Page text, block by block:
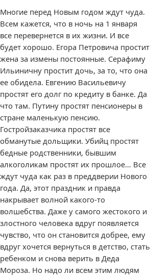
Многие перед Новым годом ждут чуда.
Всем кажется, что в ночь на 1 января
все перевернется в их жизни. И все
будет хорошо. Егора Петровича простит
жена за измены постоянные. Серафиму
Ильиничну простит дочь, за то, что она
ее обидела. Евгению Васильевичу
простят его долг по кредиту в банке. Да
что там. Путину простят пенсионеры в
стране маленькую пенсию.
Гостройзаказчика простят все
обманутые дольщики. Убийц простят
бедные родственники, бывшим
алкоголикам простят их прошлое… Все
ждут чуда как раз в преддверии Нового
года. Да, этот праздник и правда
накрывает волной какого-то
волшебства. Даже у самого жестокого и
злостного человека вдруг появляется
чувство, что он становится добрее, ему
вдруг хочется вернуться в детство, стать
ребенком и снова верить в Деда
Мороза. Но надо ли всем этим людям